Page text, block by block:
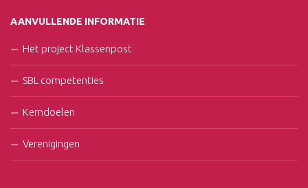
AANVULLENDE INFORMATIE
Het project Klassenpost
SBL competenties
Kerndoelen
Verenigingen